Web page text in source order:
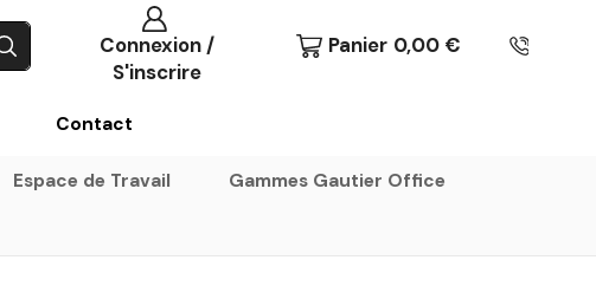
Connexion /
S'inscrire
Panier 0,00 €
Contact
Espace de Travail Gammes Gautier Office